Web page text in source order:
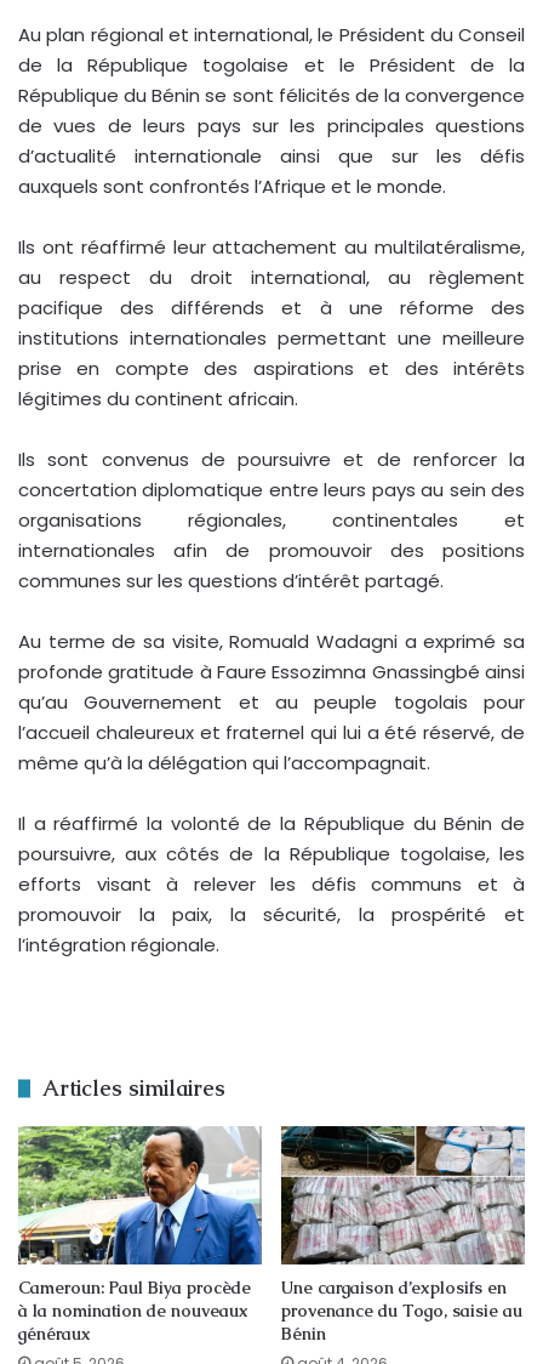
Au plan régional et international, le Président du Conseil
de la République togolaise et le Président de la
République du Bénin se sont félicités de la convergence
de vues de leurs pays sur les principales questions
d’actualité internationale ainsi que sur les défis
auxquels sont confrontés l’Afrique et le monde.
Ils ont réaffirmé leur attachement au multilatéralisme,
au respect du droit international, au règlement
pacifique des différends et à une réforme des
institutions internationales permettant une meilleure
prise en compte des aspirations et des intérêts
légitimes du continent africain.
Ils sont convenus de poursuivre et de renforcer la
concertation diplomatique entre leurs pays au sein des
organisations régionales, continentales et
internationales afin de promouvoir des positions
communes sur les questions d’intérêt partagé.
Au terme de sa visite, Romuald Wadagni a exprimé sa
profonde gratitude à Faure Essozimna Gnassingbé ainsi
qu’au Gouvernement et au peuple togolais pour
l’accueil chaleureux et fraternel qui lui a été réservé, de
même qu’à la délégation qui l’accompagnait.
Il a réaffirmé la volonté de la République du Bénin de
poursuivre, aux côtés de la République togolaise, les
efforts visant à relever les défis communs et à
promouvoir la paix, la sécurité, la prospérité et
l’intégration régionale.
Articles similaires
Cameroun: Paul Biya procède
à la nomination de nouveaux
généraux
Une cargaison d’explosifs en
provenance du Togo, saisie au
Bénin